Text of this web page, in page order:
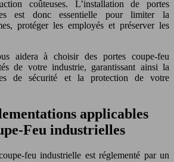
coûteuses. L’installation de portes
est donc essentielle pour limiter la
protéger les employés et préserver les
aidera à choisir des portes coupe-feu
de votre industrie, garantissant ainsi la
de sécurité et la protection de votre
applicables
Feu industrielles
feu industrielle est réglementé par un